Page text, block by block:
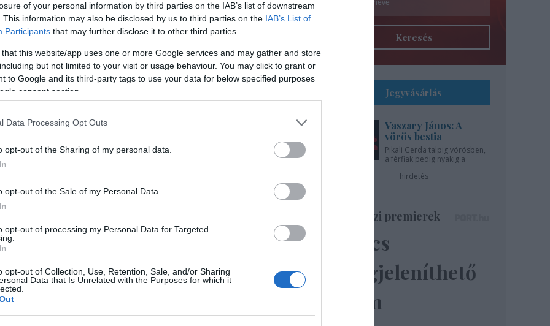
of your personal information by third parties on the IAB’s list of downstream
This information may also be disclosed by us to third parties on the IAB’s List of
Participants that may further disclose it to other third parties.
that this website/app uses one or more Google services and may gather and store
but not limited to your visit or usage behaviour. You may click to grant or
to Google and its third-party tags to use your data for below specified purposes
consent section.
Data Processing Opt Outs
opt-out of the Sharing of my personal data.
opt-out of the Sale of my Personal Data.
opt-out of processing my Personal Data for Targeted
opt-out of Collection, Use, Retention, Sale, and/or Sharing
Data that Is Unrelated with the Purposes for which it
Sodró Eliza: "Színészként a katarzist nem
tudjuk garantálni"
„Ilyen rendkívüli és teljesen egyedi helyzettel
még nem kellett szembenéznünk.”
terjedését megakadályozó és érthető kormányzati
Őze Áron: „a színház élő műfaj, amelynek varázsa
A Bartók Kamaraszínház és Művészetek Háza
Magyarországon elsőként előleget fizet jövedelem
bevezetett korlátozások időszaka alatt.
Keresés
Jegyvásárlás
Vaszary János: A
vörös bestia
Pikali Gerda talpig vörösben,
a férfiak pedig nyakig a
hirdetés
Színházi premierek
Nincs
megjeleníthető
elem